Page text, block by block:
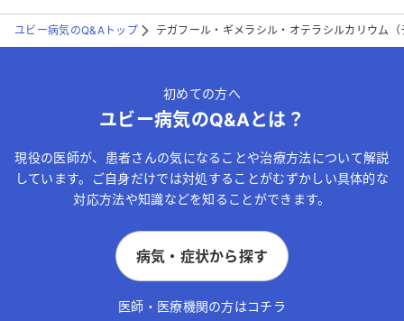
送信する
ユビー病気のQ&Aトップ テガフール・ギメラシル・オテラシルカリウム
初めての方へ
ユビー病気のQ&Aとは？
現役の医師が、患者さんの気になることや治療方法について解説
しています。ご自身だけでは対処することがむずかしい具体的な
対応方法や知識などを知ることができます。
病気・症状から探す
医師・医療機関の方はコチラ